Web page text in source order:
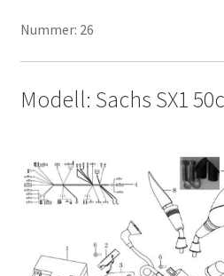
Nummer: 26
Modell: Sachs SX1